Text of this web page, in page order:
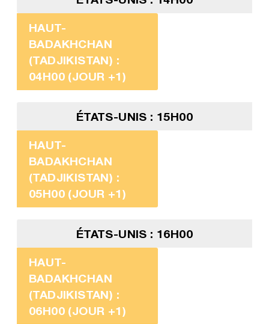
HAUT-
BADAKHCHAN
(TADJIKISTAN) :
04H00 (JOUR +1)
ÉTATS-UNIS : 15H00
HAUT-
BADAKHCHAN
(TADJIKISTAN) :
05H00 (JOUR +1)
ÉTATS-UNIS : 16H00
HAUT-
BADAKHCHAN
(TADJIKISTAN) :
06H00 (JOUR +1)